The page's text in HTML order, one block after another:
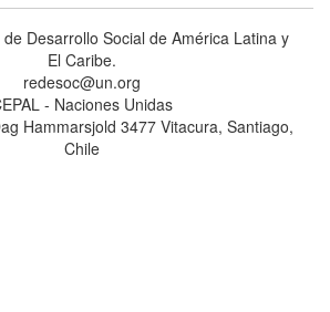
Desarrollo Social de América Latina y
El Caribe.
redesoc@un.org
- Naciones Unidas
Hammarsjold 3477 Vitacura, Santiago,
Chile